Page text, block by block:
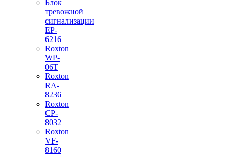
Блок
тревожной
сигнализации
EP-
6216
Roxton
WP-
06T
Roxton
RA-
8236
Roxton
CP-
8032
Roxton
VF-
8160